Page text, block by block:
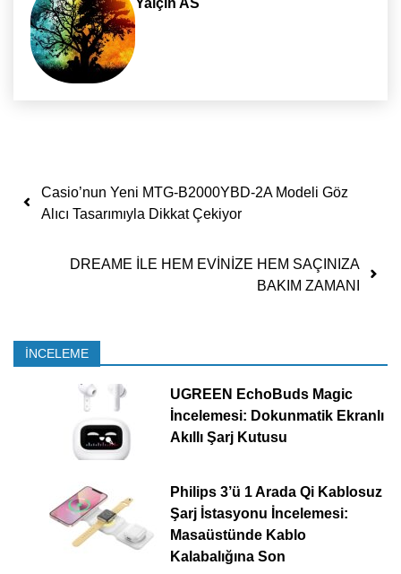
Yazı dolaşımı
Casio’nun Yeni MTG-B2000YBD-2A Modeli Göz
Alıcı Tasarımıyla Dikkat Çekiyor
DREAME İLE HEM EVİNİZE HEM SAÇINIZA
BAKIM ZAMANI
İNCELEME
UGREEN EchoBuds Magic
İncelemesi: Dokunmatik Ekranlı
Akıllı Şarj Kutusu
Philips 3’ü 1 Arada Qi Kablosuz
Şarj İstasyonu İncelemesi:
Masaüstünde Kablo
Kalabalığına Son